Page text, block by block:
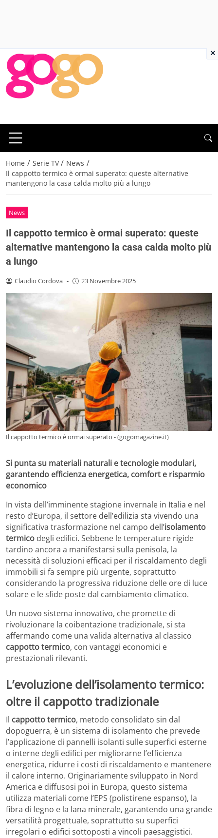
Home / Serie TV / News /
Il cappotto termico è ormai superato: queste alternative
mantengono la casa calda molto più a lungo
News
Il cappotto termico è ormai superato: queste
alternative mantengono la casa calda molto più
a lungo
Claudio Cordova - 23 Novembre 2025
Il cappotto termico è ormai superato - (gogomagazine.it)
Si punta su materiali naturali e tecnologie modulari,
garantendo efficienza energetica, comfort e risparmio
economico
In vista dell’imminente stagione invernale in Italia e nel
resto d’Europa, il settore dell’edilizia sta vivendo una
significativa trasformazione nel campo dell’isolamento
termico degli edifici. Sebbene le temperature rigide
tardino ancora a manifestarsi sulla penisola, la
necessità di soluzioni efficaci per il riscaldamento degli
immobili si fa sempre più urgente, soprattutto
considerando la progressiva riduzione delle ore di luce
solare e le sfide poste dal cambiamento climatico.
Un nuovo sistema innovativo, che promette di
rivoluzionare la coibentazione tradizionale, si sta
affermando come una valida alternativa al classico
cappotto termico, con vantaggi economici e
prestazionali rilevanti.
L’evoluzione dell’isolamento termico:
oltre il cappotto tradizionale
Il cappotto termico, metodo consolidato sin dal
dopoguerra, è un sistema di isolamento che prevede
l’applicazione di pannelli isolanti sulle superfici esterne
o interne degli edifici per migliorarne l’efficienza
energetica, ridurre i costi di riscaldamento e mantenere
il calore interno. Originariamente sviluppato in Nord
America e diffusosi poi in Europa, questo sistema
utilizza materiali come l’EPS (polistirene espanso), la
fibra di legno e la lana minerale, garantendo una grande
versatilità progettuale, soprattutto su superfici
irregolari o edifici sottoposti a vincoli paesaggistici.
×